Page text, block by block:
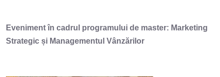
Eveniment în cadrul programului de master: Marketing
Strategic și Managementul Vânzărilor